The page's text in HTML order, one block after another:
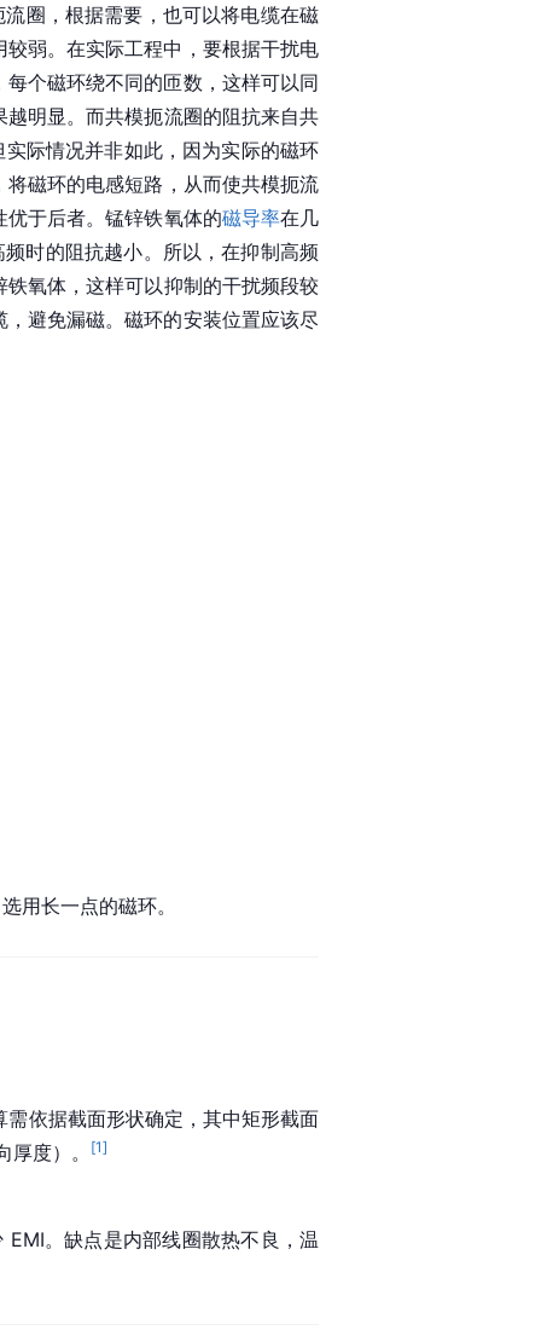
圈，根据需要，也可以将电缆在磁
弱。在实际工程中，要根据干扰电
个磁环绕不同的匝数，这样可以同
越明显。而共模扼流圈的阻抗来自共
际情况并非如此，因为实际的磁环
将磁环的电感短路 ，从而使共模扼流
于后者。锰锌铁氧体的磁导率在几
频时的阻抗越小。所以，在抑制高频
铁氧体，这样可以抑制的干扰频段较
避免漏磁。磁环的安装位置应该尽
用长一点的磁环。
依据截面形状确定，其中矩形截面
度）。
[1]
。缺点是内部线圈散热不良，温